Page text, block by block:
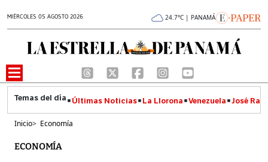
MIÉRCOLES 05 AGOSTO 2026 24.7°C | PANAMÁ
Últimas Noticias La Llorona Venezuela José
Inicio> Economía
ECONOMÍA